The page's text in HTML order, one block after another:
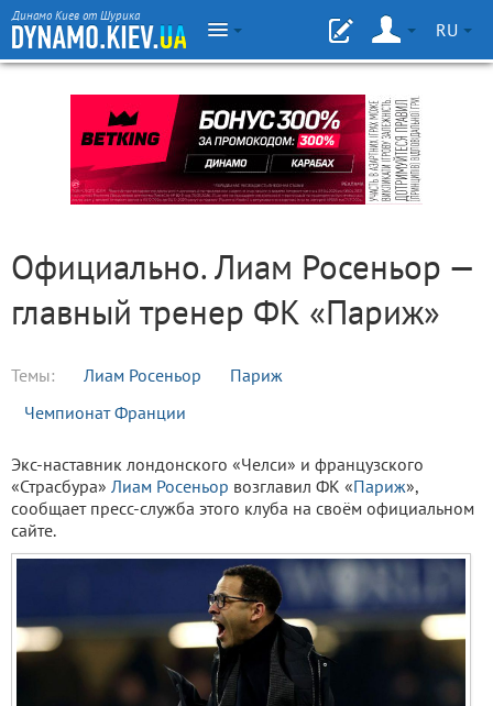
Динамо Киев от Шурика
RU
Официально. Лиам Росеньор —
главный тренер ФК «Париж»
Темы: Лиам Росеньор
Париж
Чемпионат Франции
Экс-наставник лондонского «Челси» и французского
«Страсбура» Лиам Росеньор возглавил ФК «Париж»,
сообщает пресс-служба этого клуба на своём официальном
сайте.